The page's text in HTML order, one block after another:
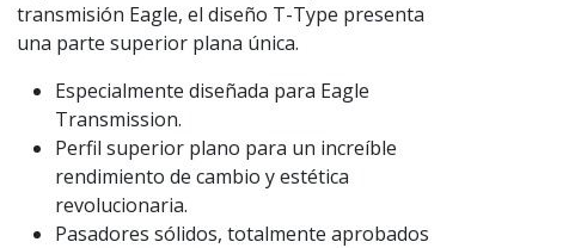
transmisión Eagle, el diseño T-Type presenta
una parte superior plana única.
Especialmente diseñada para Eagle
Transmission.
Perfil superior plano para un increíble
rendimiento de cambio y estética
revolucionaria.
Pasadores sólidos, totalmente aprobados